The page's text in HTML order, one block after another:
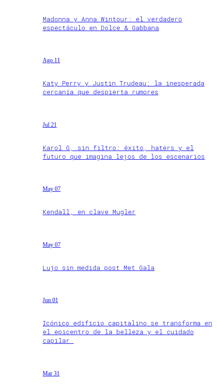
Madonna y Anna Wintour: el verdadero
espectáculo en Dolce & Gabbana
Ago 11
Katy Perry y Justin Trudeau: la inesperada
cercanía que despierta rumores
Jul 21
Karol G, sin filtro: éxito, haters y el
futuro que imagina lejos de los escenarios
May 07
Kendall, en clave Mugler
May 07
Lujo sin medida post Met Gala
Jun 01
Icónico edificio capitalino se transforma en
el epicentro de la belleza y el cuidado
capilar
Mar 31